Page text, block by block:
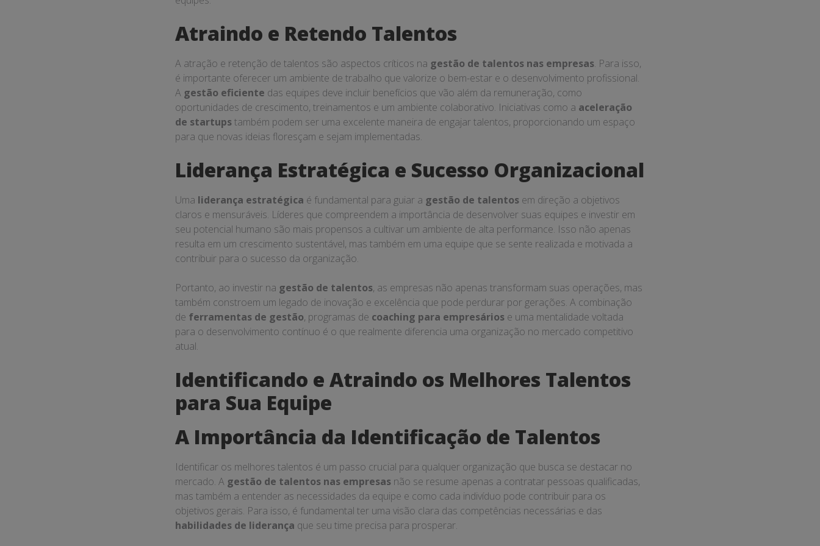
Atraindo e Retendo Talentos
A atração e retenção de talentos são aspectos críticos na gestão de talentos nas empresas. Para isso,
é importante oferecer um ambiente de trabalho que valorize o bem-estar e o desenvolvimento profissional.
A gestão eficiente das equipes deve incluir benefícios que vão além da remuneração, como
oportunidades de crescimento, treinamentos e um ambiente colaborativo. Iniciativas como a aceleração
de startupstambém podem ser uma excelente maneira de engajar talentos, proporcionando um espaço
para que novas ideias floresçam e sejam implementadas.
Liderança Estratégica e Sucesso Organizacional
Uma liderança estratégica é fundamental para guiar a gestão de talentos em direção a objetivos
claros e mensuráveis. Líderes que compreendem a importância de desenvolver suas equipes e investir em
seu potencial humano são mais propensos a cultivar um ambiente de alta performance. Isso não apenas
resulta em um crescimento sustentável, mas também em uma equipe que se sente realizada e motivada a
contribuir para o sucesso da organização.
Portanto, ao investir na gestão de talentos, as empresas não apenas transformam suas operações, mas
também constroem um legado de inovação e excelência que pode perdurar por gerações. A combinação
de ferramentas de gestão, programas de coaching para empresários e uma mentalidade voltada
para o desenvolvimento contínuo é o que realmente diferencia uma organização no mercado competitivo
atual.
Identificando e Atraindo os Melhores Talentos
para Sua Equipe
A Importância da Identificação de Talentos
Identificar os melhores talentos é um passo crucial para qualquer organização que busca se destacar no
mercado. A gestão de talentos nas empresas não se resume apenas a contratar pessoas qualificadas,
mas também a entender as necessidades da equipe e como cada indivíduo pode contribuir para os
objetivos gerais. Para isso, é fundamental ter uma visão clara das competências necessárias e das
habilidades de liderança que seu time precisa para prosperar.